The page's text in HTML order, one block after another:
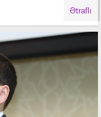
Ətraflı